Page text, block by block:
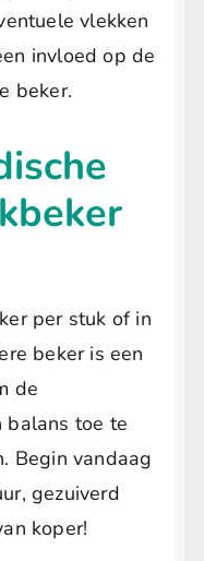
vlekken
invloed op de
beker.
per stuk of in
beker is een
de
balans toe te
Begin vandaag
gezuiverd
koper!